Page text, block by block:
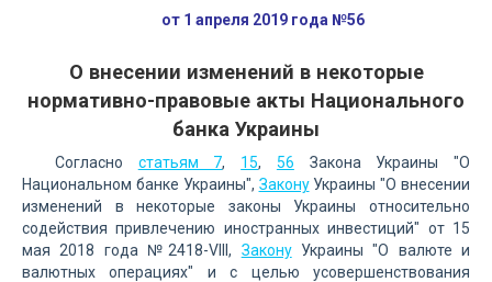
от 1 апреля 2019 года №56
О внесении изменений в некоторые
нормативно-правовые акты Национального
банка Украины
Согласно статьям 7, 15, 56 Закона Украины "О
Национальном банке Украины", ЗаконуУкраины "О внесении
изменений в некоторые законы Украины относительно
содействия привлечению иностранных инвестиций" от 15
мая 2018 года №2418-VIII, ЗаконуУкраины "О валюте и
валютных операциях" и с целью усовершенствования